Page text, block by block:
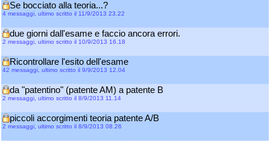
Se bocciato alla teoria...?
4 messaggi, ultimo scritto il 11/9/2013 23.22
due giorni dall'esame e faccio ancora errori.
2 messaggi, ultimo scritto il 10/9/2013 16.18
Ricontrollare l'esito dell'esame
42 messaggi, ultimo scritto il 9/9/2013 12.04
da "patentino" (patente AM) a patente B
2 messaggi, ultimo scritto il 8/9/2013 11.14
piccoli accorgimenti teoria patente A/B
2 messaggi, ultimo scritto il 8/9/2013 08.26